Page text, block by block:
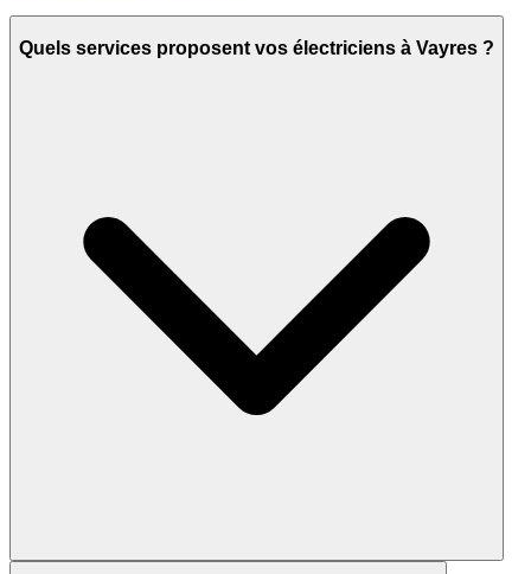
Quels services proposent vos électriciens à Vayres ?